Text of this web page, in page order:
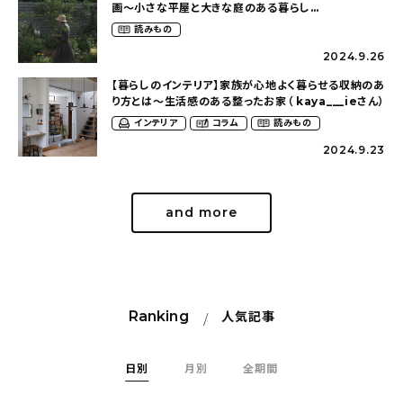
画〜小さな平屋と大きな庭のある暮らし
（tsumikiniwaさん）
読みもの
2024.9.26
【暮らしのインテリア】家族が心地よく暮らせる収納のあ
り方とは〜生活感のある整ったお家（ kaya___ieさん）
インテリア コラム 読みもの
2024.9.23
and more
Ranking 人気記事
日別 月別 全期間